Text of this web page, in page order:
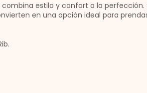
estilo y confort a la perfección.
en una opción ideal para